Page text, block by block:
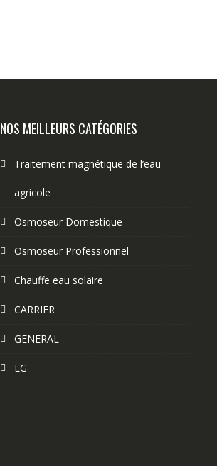
NOS MEILLEURS CATÉGORIES
Traitement magnétique de l’eau
agricole
Osmoseur Domestique
Osmoseur Professionnel
Chauffe eau solaire
CARRIER
GENERAL
LG